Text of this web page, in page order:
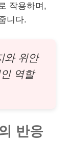
작용하며,
니다.
와 위안
역할
반응